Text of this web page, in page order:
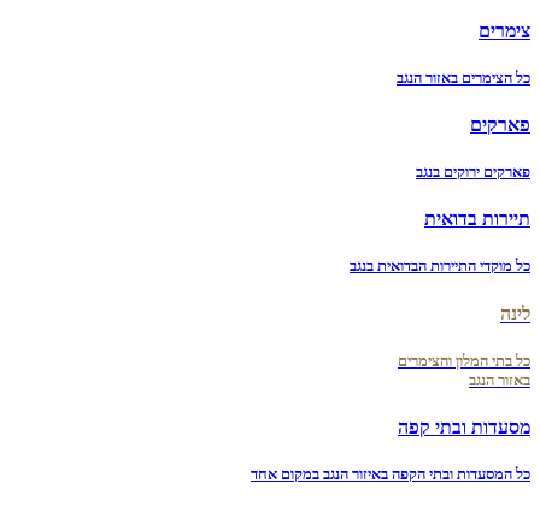
צימרים
כל הצימרים באזור הנגב
פארקים
פארקים ירוקים בנגב
תיירות בדואית
כל מוקדי התיירות הבדואית בנגב
לינה
כל בתי המלון והצימרים
באזור הנגב
מסעדות ובתי קפה
כל המסעדות ובתי הקפה באיזור הנגב במקום אחד